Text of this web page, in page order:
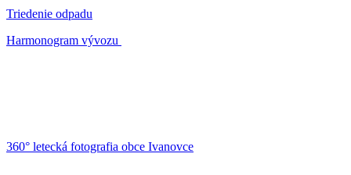
Triedenie odpadu
Harmonogram vývozu
360° letecká fotografia obce Ivanovce